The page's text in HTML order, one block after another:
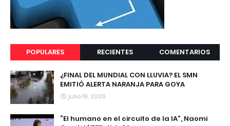
POPULARES RECIENTES COMENTARIOS
¿FINAL DEL MUNDIAL CON LLUVIA? EL SMN
EMITIÓ ALERTA NARANJA PARA GOYA
julio 19, 2026
“El humano en el circuito de la IA”, Naomi